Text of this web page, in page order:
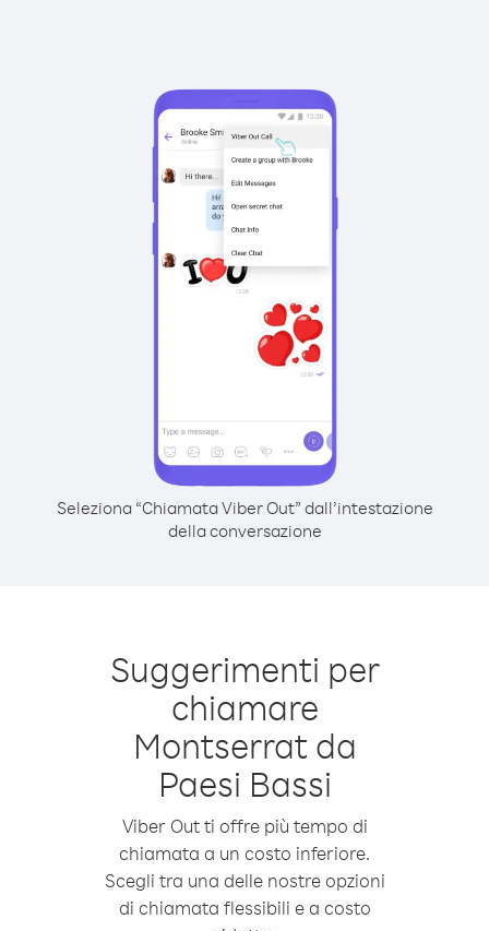
Seleziona “Chiamata Viber Out” dall’intestazione
della conversazione
Suggerimenti per
chiamare
Montserrat da
Paesi Bassi
Viber Out ti offre più tempo di
chiamata a un costo inferiore.
Scegli tra una delle nostre opzioni
di chiamata flessibili e a costo